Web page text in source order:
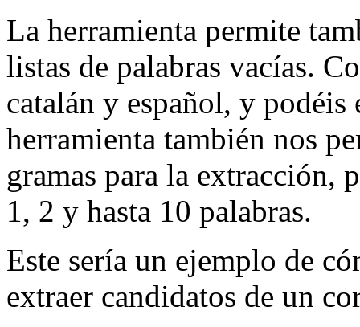
La herramienta permite
listas de palabras vacías.
catalán y español, y
herramienta también nos
gramas para la extracción,
1, 2 y hasta 10 palabras.
Este sería un ejemplo de
extraer candidatos de un